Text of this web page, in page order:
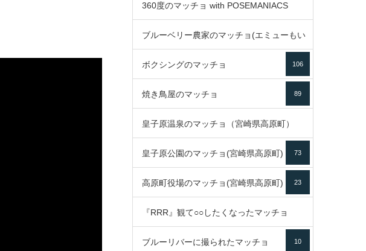
360度のマッチョ with POSEMANIACS
49
ブルーベリー農家のマッチョ(エミューもい
るよ) 72
ボクシングのマッチョ 106
焼き鳥屋のマッチョ 89
皇子原温泉のマッチョ（宮崎県高原町）
133
皇子原公園のマッチョ(宮崎県高原町) 73
高原町役場のマッチョ(宮崎県高原町) 23
『RRR』観て○○したくなったマッチョ
16
ブルーリバーに撮られたマッチョ 10